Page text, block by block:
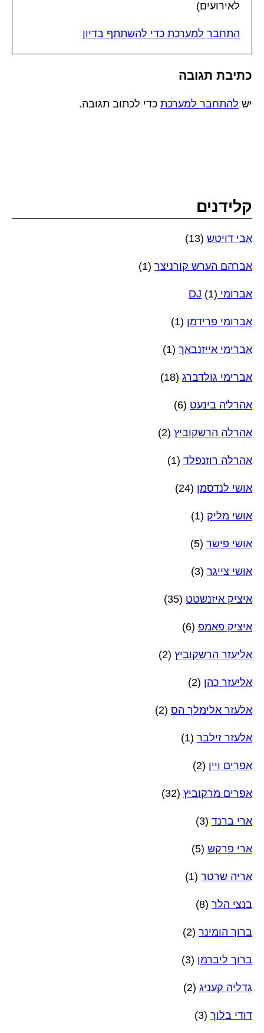
לאירועים)
התחבר למערכת כדי להשתתף בדיון
כתיבת תגובה
יש להתחבר למערכת כדי לכתוב תגובה.
קלידנים
אבי דויטש (13)
אברהם הערש קורניצר (1)
אברומי DJ (1)
אברומי פרידמן (1)
אברימי אייזנבאך (1)
אברימי גולדברג (18)
אהרל'ה בינעט (6)
אהרלה הרשקוביץ (2)
אהרלה רוזנפלד (1)
אושי לנדסמן (24)
אושי מליק (1)
אושי פישר (5)
אושי צייגר (3)
איציק איזנשטט (35)
איציק פאמפ (6)
אליעזר הרשקוביץ (2)
אליעזר כהן (2)
אלעזר אלימלך הס (2)
אלעזר זילבר (1)
אפרים ויין (2)
אפרים מרקוביץ (32)
ארי ברנד (3)
ארי פרקש (5)
אריה שרטר (1)
בנצי הלר (8)
ברוך הומינר (2)
ברוך ליברמן (3)
גדליה קעניג (2)
דודי בלוך (3)